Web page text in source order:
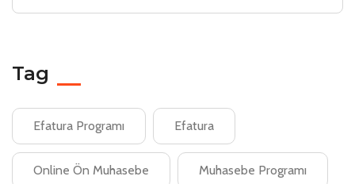
Tag
Efatura Programı Efatura
Online Ön Muhasebe Muhasebe Programı